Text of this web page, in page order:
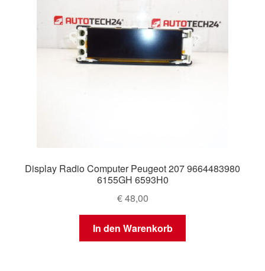
Display Radio Computer Peugeot 207 9664483980
6155GH 6593H0
€48,00
In den Warenkorb